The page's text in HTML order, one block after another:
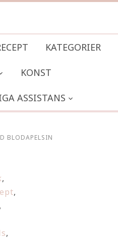
KATEGORIER
KONST
ASSISTANS
BLODAPELSIN
,
,
,
,